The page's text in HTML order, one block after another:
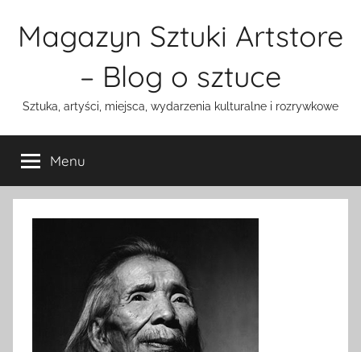
Magazyn Sztuki Artstore
– Blog o sztuce
Sztuka, artyści, miejsca, wydarzenia kulturalne i rozrywkowe
Menu